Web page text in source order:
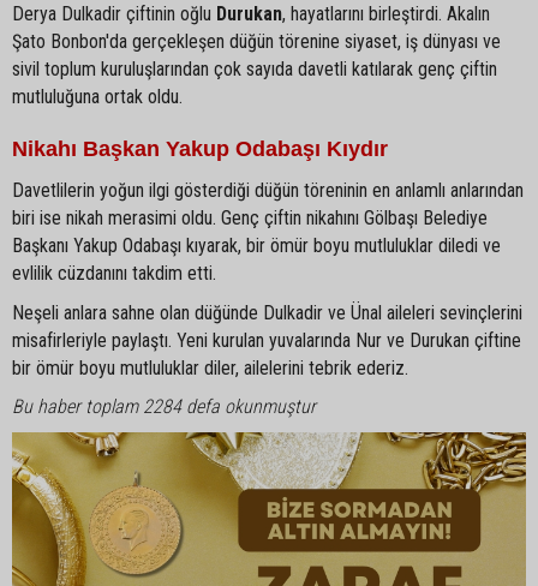
Derya Dulkadir çiftinin oğlu Durukan, hayatlarını birleştirdi. Akalın
Şato Bonbon'da gerçekleşen düğün törenine siyaset, iş dünyası ve
sivil toplum kuruluşlarından çok sayıda davetli katılarak genç çiftin
mutluluğuna ortak oldu.
Nikahı Başkan Yakup Odabaşı Kıydır
Davetlilerin yoğun ilgi gösterdiği düğün töreninin en anlamlı anlarından
biri ise nikah merasimi oldu. Genç çiftin nikahını Gölbaşı Belediye
Başkanı Yakup Odabaşı kıyarak, bir ömür boyu mutluluklar diledi ve
evlilik cüzdanını takdim etti.
Neşeli anlara sahne olan düğünde Dulkadir ve Ünal aileleri sevinçlerini
misafirleriyle paylaştı. Yeni kurulan yuvalarında Nur ve Durukan çiftine
bir ömür boyu mutluluklar diler, ailelerini tebrik ederiz.
Bu haber toplam 2284 defa okunmuştur